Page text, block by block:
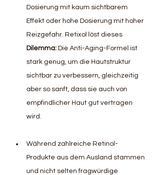
Dosierung mit kaum sichtbarem
Effekt oder hohe Dosierung mit hoher
Reizgefahr. Retixol löst dieses
Dilemma: Die Anti-Aging-Formel ist
stark genug, um die Hautstruktur
sichtbar zu verbessern, gleichzeitig
aber so sanft, dass sie auch von
empfindlicher Haut gut vertragen
wird.
Während zahlreiche Retinol-
Produkte aus dem Ausland stammen
und nicht selten fragwürdige